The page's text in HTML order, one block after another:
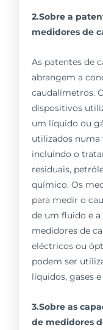
2.Sobre a
medidores de
As patentes de
abrangem a
caudalímetros.
dispositivos
um líquido ou
utilizados numa
incluindo o
residuais,
químico. Os
para medir o
de um fluido e a
medidores de
eléctricos ou
podem ser
líquidos, gases
3.Sobre as
de medidores